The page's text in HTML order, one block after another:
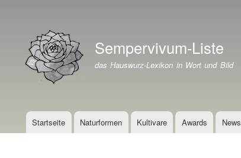
Branding der WebsiteSempervivum-Liste
das Hauswurz-Lexikon in Wort und Bild
Hauptnavigation
Startseite Naturformen Kultivare Awards News